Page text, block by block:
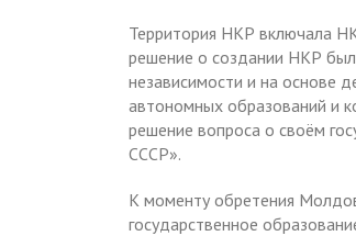
Территория НКР включала
решение о создании НКР
независимости и на основе
автономных образований и
решение вопроса о своём
СССР».
К моменту обретения
государственное